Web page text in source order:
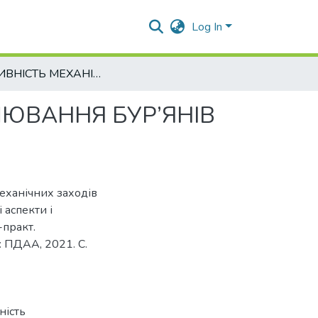
Log In
ЕФЕКТИВНІСТЬ МЕХАНІЧНИХ ЗАХОДІВ КОНТРОЛЮВАННЯ БУР’ЯНІВ У ПОСІВАХ КУКУРУДЗИ
БУР’ЯНІВ
заходів
і
ПДАА, 2021. С.